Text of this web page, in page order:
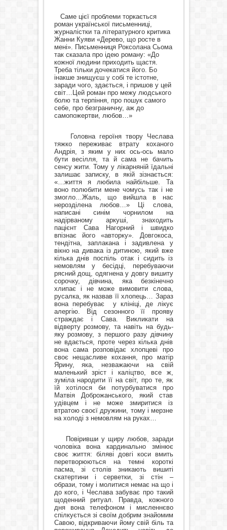
Саме цієї проблеми торкається
роман української письменниці,
журналістки та літературного критика
Жанни Куяви «Дерево, що росте в
мені». Письменниця Роксолана Сьома
так сказала про ідею роману: «До
кожної людини приходить щастя.
Треба тільки дочекатися його. Бо
інакше знищуєш у собі те істотне,
заради чого, здається, і пришов у цей
світ…Цей роман про межу людського
болю та терпіння, про пошук самого
себе, про безграничну, аж до
самопожертви, любов…»
Головна героїня твору Чеслава
тяжко переживає втрату коханого
Андрія, з яким у них ось-ось мало
бути весілля, та й сама не бачить
сенсу жити. Тому у лікарняній їдальні
залишає записку, в якій зізнається:
«…життя я любила найбільше. Та
воно полюбити мене чомусь так і не
змогло…Жаль, що вийшла в нас
нерозділена любов…» Ці слова,
написані синім чорнилом на
надірваному аркуші, знаходить
пацієнт Сава Нагорний і швидко
впізнає його «авторку». Довгокоса,
тендітна, заплакана і задивлена у
вікно на дивака із дитиною, який вже
кілька днів поспіль отак і сидить із
немовлям у бесідці, перебуваючи
рясний дощ, одягнена у довгу вишиту
сорочку, дівчина, яка безкінечно
хлипає і не може вимовити слова,
русалка, як назвав її хлопець… Зараз
вона перебуває
у клініці, де лікує
алергію. Від сезонного її прояву
страждає і Сава. Викликати на
відверту розмову, та навіть на будь-
яку розмову, з першого разу дівчину
не вдається, проте через кілька днів
вона сама розповідає хлопцеві про
своє нещасливе кохання, про матір
Ярину, яка, незважаючи на свій
маленький зріст і каліцтво, все ж,
зуміла народити її на світ, про те, як
їй хотілося би потурбуватися про
Матвія Доброжанського, який став
удівцем і не може змиритися із
втратою своєї дружини, тому і мерзне
на холоді з немовлям на руках…
Повіривши у щиру любов, заради
чоловіка вона кардинально змінює
своє життя: біляві довгі коси вмить
перетворюються на темні короткі
пасма, зі столів зникають вишиті
скатертини і серветки, зі стін –
образи, тому і молитися немає на що і
до кого, і Чеслава забуває про такий
щоденний ритуал. Правда, кожного
дня вона телефоном і мисленнєво
спілкується зі своїм добрим знайомим
Савою, відкриваючи йому свій біль та